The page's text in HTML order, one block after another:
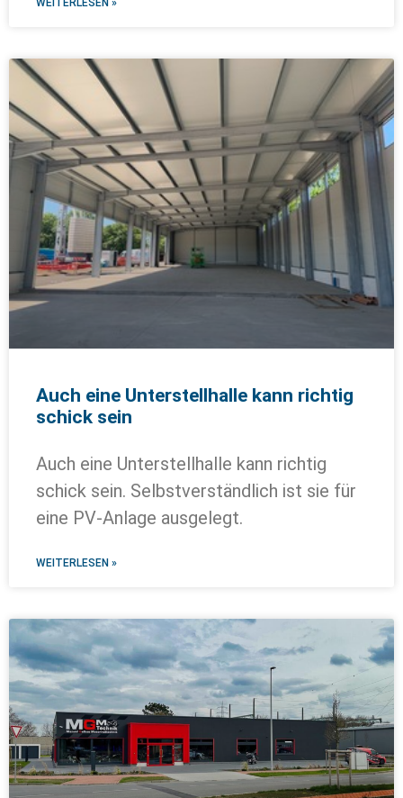
Auch eine Unterstellhalle kann richtig
schick sein
Auch eine Unterstellhalle kann richtig
schick sein. Selbstverständlich ist sie für
eine PV-Anlage ausgelegt.
WEITERLESEN »